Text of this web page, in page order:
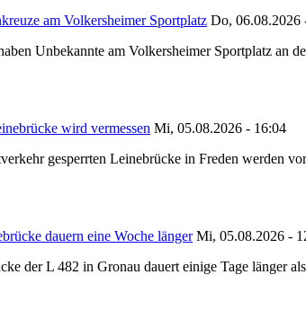
am Volkersheimer Sportplatz Do, 06.08.2026
Unbekannte am Volkersheimer Sportplatz an
wird vermessen Mi, 05.08.2026 - 16:04
gesperrten Leinebrücke in Freden werden
dauern eine Woche länger Mi, 05.08.2026 -
der L 482 in Gronau dauert einige Tage länger